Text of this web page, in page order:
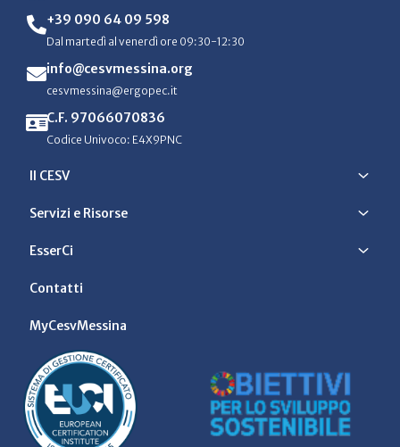
+39 090 64 09 598
Dal martedì al venerdì ore 09:30-12:30
info@cesvmessina.org
cesvmessina@ergopec.it
C.F. 97066070836
Codice Univoco: E4X9PNC
Il CESV
Servizi e Risorse
EsserCi
Contatti
MyCesvMessina